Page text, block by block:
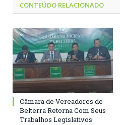
CONTEÚDO RELACIONADO
Câmara de Vereadores de
Belterra Retorna Com Seus
Trabalhos Legislativos